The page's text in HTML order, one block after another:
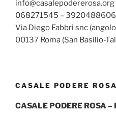
info@casalepodererosa.org
068271545 – 3920488606
Via Diego Fabbri snc
00137 Roma (San Basilio-
CASALE PODERE ROSA
CASALE PODERE ROSA